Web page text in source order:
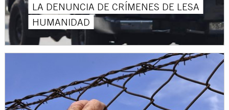
LA DENUNCIA DE CRÍMENES DE LESA
HUMANIDAD